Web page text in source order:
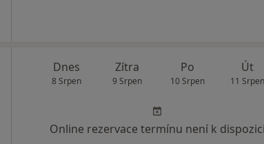
Dnes
8 Srpen
Zítra
9 Srpen
Po
10 Srpen
Út
11 Srpen
Online rezervace termínu není k dispozici